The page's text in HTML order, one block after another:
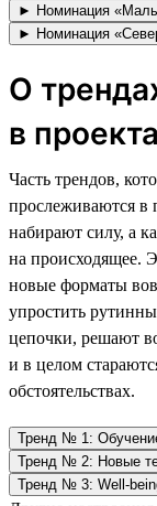
► Номинация
► Номинация
О
в
Часть трендов,
прослеживаются в
набирают силу, а
на происходящее.
новые форматы
упростить
цепочки, решают
и в целом
обстоятельствах.
Тренд № 1:
Тренд № 2: Новые
Тренд № 3: Well-